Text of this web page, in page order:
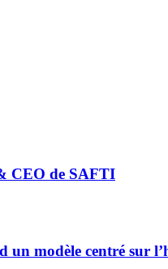
CEO de SAFTI
modèle centré sur